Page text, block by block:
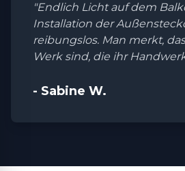
"Endlich Licht auf dem
Installation der
reibungslos. Man merkt,
Werk sind, die ihr
- Sabine W.